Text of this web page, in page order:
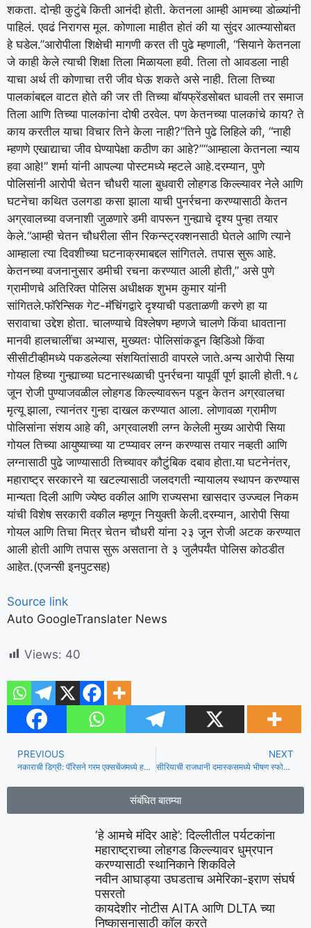
शकता. दोन्ही कुटुंबे किती आनंदी होती. केतनला आम्ही आमच्या डोळ्यांनी
पाहिलं. एवढं निरागस मूल. कोणाला माहीत होतं की या सुंदर आत्म्यासोबत
हे घडेल.”आरोपीला शिक्षेची मागणी करत ती पुढे म्हणाली, “सियाने केतनला
जे काही केले त्याची शिक्षा तिला मिळायला हवी. तिला तो आवडला नाही
याचा अर्थ ती कोणाचा तरी जीव घेऊ शकते असे नाही. तिला तिच्या
पालकांबद्दल वाटत होते की जर ती तिच्या बॉयफ्रेंडसोबत धावली तर समाज
तिला आणि तिच्या पालकांना दोषी ठरवेल. पण केतनच्या पालकांचे काय? ते
काय करतील याचा विचार तिने केला नाही?”तिने पुढे लिहिले की, “नाही
म्हणणे एखाद्याचा जीव घेण्यापेक्षा कठीण का आहे?”“आम्हाला केतनला न्याय
हवा आहे!” शर्मा यांनी आपल्या पोस्टमध्ये म्हटले आहे.दरम्यान, पुणे
पोलिसांनी आरोपी चेतन चौधरी याला बुधवारी लोहगड किल्ल्यावर नेले आणि
घटनेचा कथित उलगडा कसा झाला याची पुनर्रचना करण्यासाठी केतन
अग्रवालच्या वजनाशी जुळणारे डमी वापरून गुन्ह्याचे दृश्य पुन्हा तयार
केले.“आम्ही चेतन चौधरीला सीन रिकन्स्ट्रक्शनसाठी घेतले आणि त्याने
आम्हाला त्या दिवशीच्या घटनाक्रमाबद्दल सांगितले. तपास सुरू आहे.
केतनच्या वजनानुसार डमीची रचना करण्यात आली होती,” असे पुणे
ग्रामीणचे अतिरिक्त पोलिस अधीक्षक शुभम कुमार यांनी
सांगितले.फॉरेन्सिक गेट-मॅचिंगद्वारे दृश्याची पडताळणी करणे हा या
सरावाचा उद्देश होता. चालण्याचे विश्लेषण म्हणजे चालणे किंवा धावताना
मानवी हालचालींचा अभ्यास, मुख्यतः पोलिसांकडून व्हिडिओ किंवा
सीसीटीव्हीमध्ये पकडलेल्या संशयितांसाठी वापरले जाते.अन्य आरोपी सिया
गोयल हिच्या गुन्ह्याच्या घटनास्थळाची पुनर्रचना यापूर्वी पूर्ण झाली होती.१८
जून रोजी पुण्याजवळील लोहगड किल्ल्यावरून पडून केतन अग्रवालचा
मृत्यू झाला, त्यानंतर गुन्हा दाखल करण्यात आला.लोणावळा ग्रामीण
पोलिसांना संशय आहे की, अग्रवालशी लग्न केलेली मुख्य आरोपी सिया
गोयल तिच्या आयुष्याच्या या टप्प्यावर लग्न करण्यास तयार नव्हती आणि
लग्नासाठी पुढे जाण्यासाठी तिच्यावर कौटुंबिक दबाव होता.या घटनेनंतर,
महाराष्ट्र सरकारने या खटल्यासाठी जलदगती न्यायालय स्थापन करण्यास
मान्यता दिली आणि ज्येष्ठ वकील आणि राज्यसभा खासदार उज्ज्वल निकम
यांची विशेष सरकारी वकील म्हणून नियुक्ती केली.दरम्यान, आरोपी सिया
गोयल आणि तिचा मित्र चेतन चौधरी यांना २३ जून रोजी अटक करण्यात
आली होती आणि तपास सुरू असताना ते ३ जुलैपर्यंत पोलिस कोठडीत
आहेत.(एजन्सी इनपुटसह)
Source link
Auto GoogleTranslater News
Views: 40
PREVIOUS
नकाराची डिग्री: पॅरिसने गरम एक्सचेंजमध्ये हवामान बदलासाठी यूएसला दोष दिला
NEXT
सीरियाची राजधानी दमास्कसमध्ये भीषण स्फोट, जीवितहानी होण्याची भीती
संबंधित बातम्या
‘हे आमचे मंदिर आहे’: दिल्लीतील पर्यटकांना
महाराष्ट्राच्या लोहगड किल्ल्यावर धुम्रपान
करण्यासाठी स्थानिकाने शिकविले
नवीन आघाड्या उघडताच अमेरिका-इराण संघर्ष
पसरतो
कायदेशीर नोटीस AITA आणि DLTA च्या
निष्कासनासाठी कॉल करते